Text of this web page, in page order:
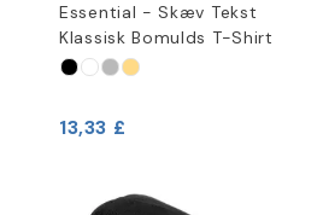
Essential - Skæv Tekst
Klassisk Bomulds T-Shirt
13,33 £